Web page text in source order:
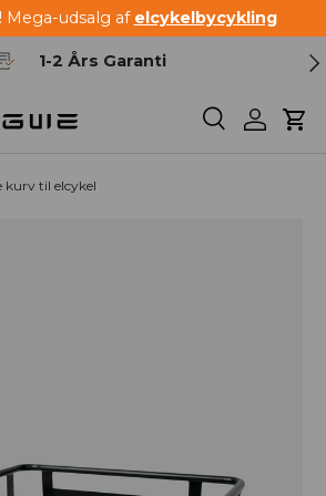
Mega-udsalg af elcykelbycykling
1-2 Års Garanti
Søg Log ind
kurv til elcykel